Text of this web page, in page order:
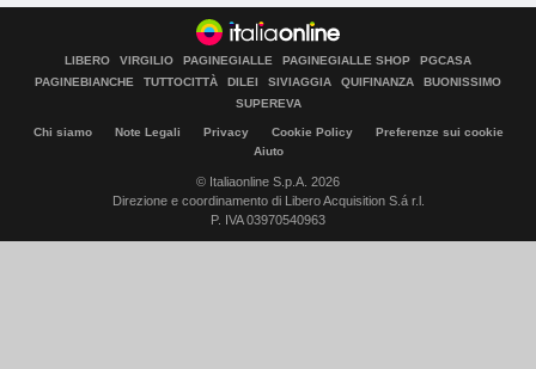
LIBERO VIRGILIO PAGINEGIALLE PAGINEGIALLE SHOP
PGCASA
PAGINEBIANCHE
TUTTOCITTÀ DILEI SIVIAGGIA QUIFINANZA
BUONISSIMO
SUPEREVA
Chi siamo Note Legali Privacy Cookie Policy
Preferenze sui cookie
Aiuto
© Italiaonline S.p.A. 2026
Direzione e coordinamento di Libero Acquisition S.á r.l.
P. IVA 03970540963